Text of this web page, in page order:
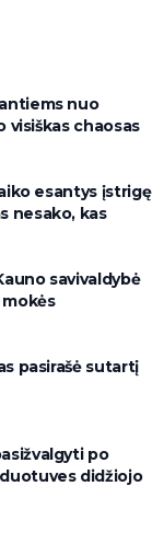
nuo
visiškas chaosas
esantys įstrigę
nesako, kas
savivaldybė
pasirašė sutartį
po
didžiojo